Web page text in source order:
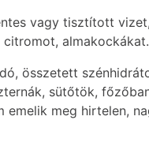
vagy tisztított
almakockákat.
összetett
sütőtök,
meg hirtelen,